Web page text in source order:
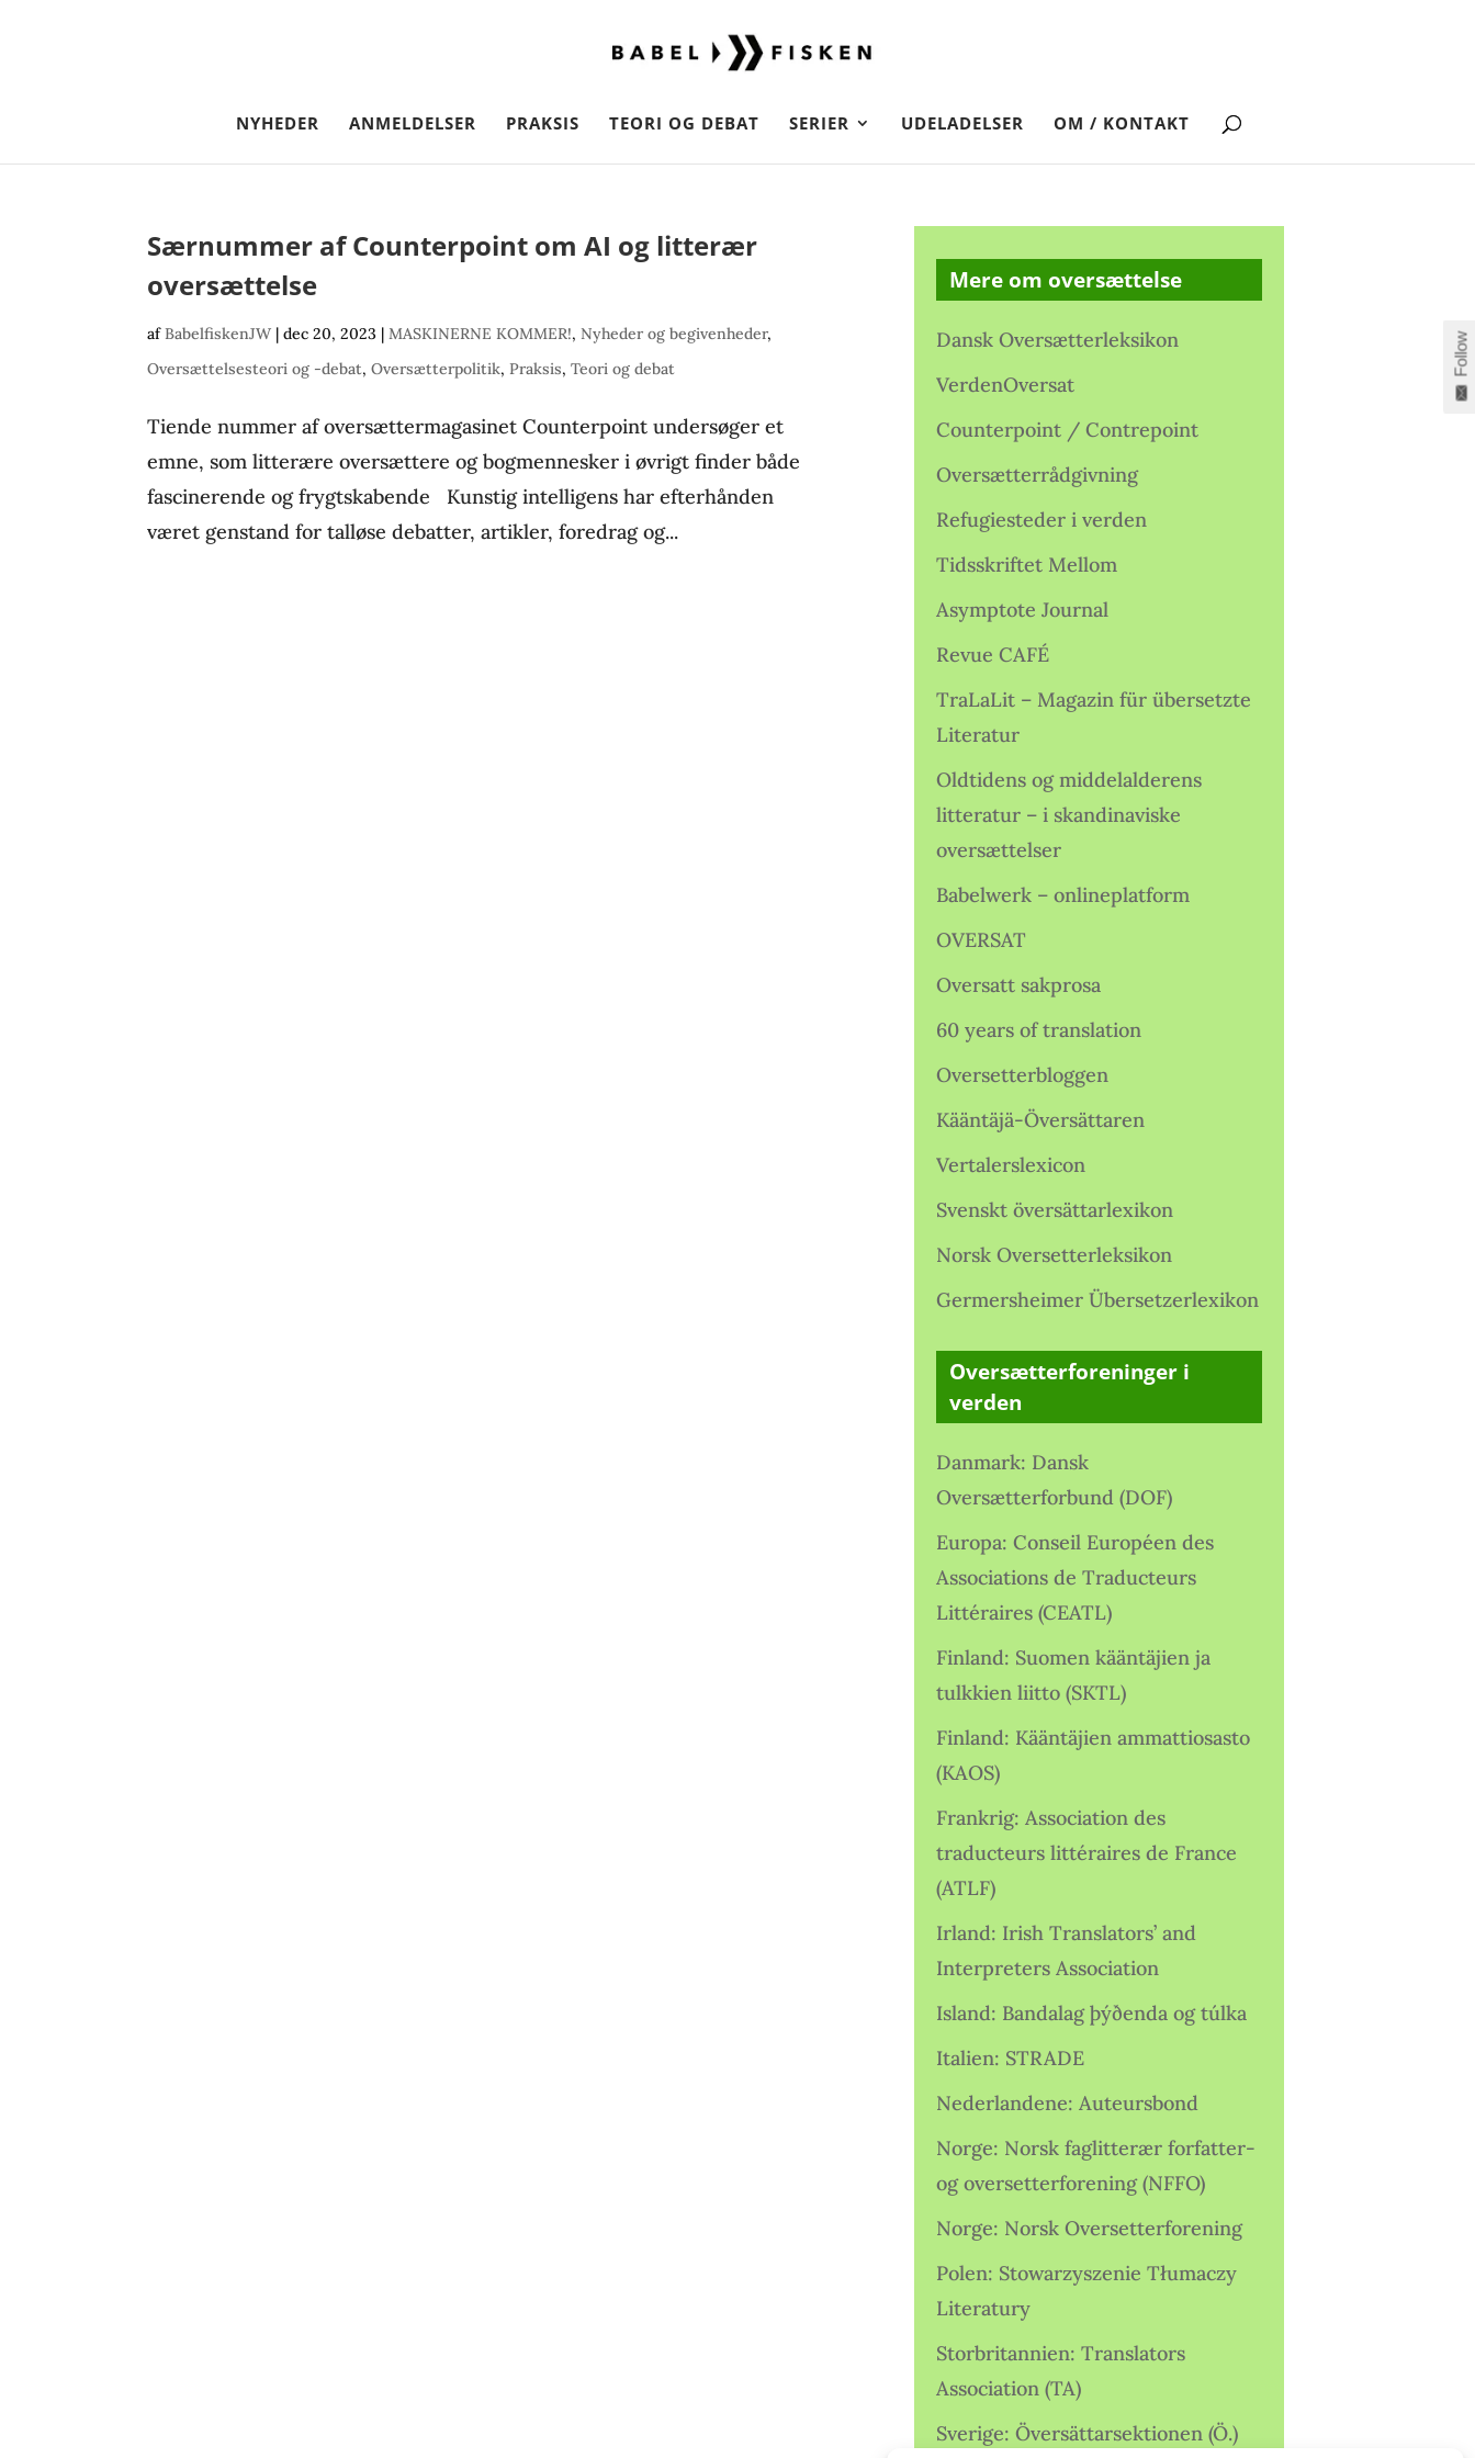
NYHEDER ANMELDELSER PRAKSIS TEORI OG DEBAT SERIER UDELADELSER OM / KONTAKT
Særnummer af Counterpoint om AI og litterær
oversættelse
afBabelfiskenJW |dec 20, 2023 |MASKINERNE KOMMER!,Nyheder og begivenheder,
Oversættelsesteori og -debat,Oversætterpolitik,Praksis,Teori og debat
Tiende nummer af oversættermagasinet Counterpoint undersøger et
emne, som litterære oversættere og bogmennesker i øvrigt finder både
fascinerende og frygtskabende Kunstig intelligens har efterhånden
været genstand for talløse debatter, artikler, foredrag og...
Mere om oversættelse
Dansk Oversætterleksikon
VerdenOversat
Counterpoint / Contrepoint
Oversætterrådgivning
Refugiesteder i verden
Tidsskriftet Mellom
Asymptote Journal
Revue CAFÉ
TraLaLit – Magazin für übersetzte
Literatur
Oldtidens og middelalderens
litteratur – i skandinaviske
oversættelser
Babelwerk – onlineplatform
OVERSAT
Oversatt sakprosa
60 years of translation
Oversetterbloggen
Kääntäjä-Översättaren
Vertalerslexicon
Svenskt översättarlexikon
Norsk Oversetterleksikon
Germersheimer Übersetzerlexikon
Oversætterforeninger i
verden
Danmark: Dansk
Oversætterforbund (DOF)
Europa: Conseil Européen des
Associations de Traducteurs
Littéraires (CEATL)
Finland: Suomen kääntäjien ja
tulkkien liitto (SKTL)
Finland: Kääntäjien ammattiosasto
(KAOS)
Frankrig: Association des
traducteurs littéraires de France
(ATLF)
Irland: Irish Translators’ and
Interpreters Association
Island: Bandalag þýðenda og túlka
Italien: STRADE
Nederlandene: Auteursbond
Norge: Norsk faglitterær forfatter-
og oversetterforening (NFFO)
Norge: Norsk Oversetterforening
Polen: Stowarzyszenie Tłumaczy
Literatury
Storbritannien: Translators
Association (TA)
Sverige: Översättarsektionen (Ö.)
Follow